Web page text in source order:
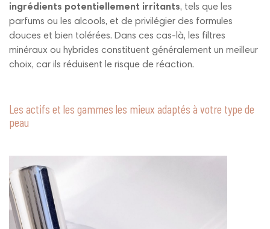
ingrédients potentiellement irritants, tels que les
parfums ou les alcools, et de privilégier des formules
douces et bien tolérées. Dans ces cas-là, les filtres
minéraux ou hybrides constituent généralement un meilleur
choix, car ils réduisent le risque de réaction.
Les actifs et les gammes les mieux adaptés à votre type de
peau